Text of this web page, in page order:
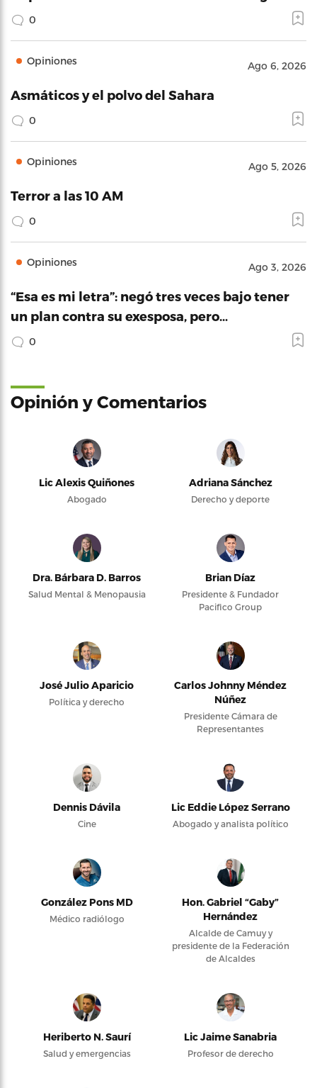
0
Opiniones Ago 6, 2026
Asmáticos y el polvo del Sahara
0
Opiniones Ago 5, 2026
Terror a las 10 AM
0
Opiniones Ago 3, 2026
“Esa es mi letra”: negó tres veces bajo tener
un plan contra su exesposa, pero…
0
Opinión y Comentarios
Lic Alexis Quiñones
Abogado
Adriana Sánchez
Derecho y deporte
Dra. Bárbara D. Barros
Salud Mental & Menopausia
Brian Díaz
Presidente & Fundador
Pacifico Group
José Julio Aparicio
Política y derecho
Carlos Johnny Méndez
Núñez
Presidente Cámara de
Representantes
Dennis Dávila
Cine
Lic Eddie López Serrano
Abogado y analista político
González Pons MD
Médico radiólogo
Hon. Gabriel “Gaby”
Hernández
Alcalde de Camuy y
presidente de la Federación
de Alcaldes
Heriberto N. Saurí
Salud y emergencias
Lic Jaime Sanabria
Profesor de derecho